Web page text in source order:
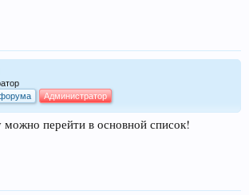
Администратор
перейти в основной список!